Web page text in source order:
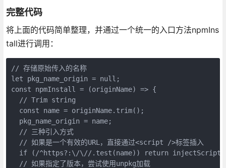
完整代码
将上面的代码简单整理，并通过一个统一的入口方法npmIns
tall进行调用：
// 存储原始传入的名称
let pkg_name_origin = null;
const npmInstall = (originName) => {
  // Trim string
  const name = originName.trim();
  pkg_name_origin = name;
  // 三种引入方式
  // 如果是一个有效的URL，直接通过<script />标签插入
if (/^https?:\/\//.test(name)) return
  // 如果指定了版本，尝试使用unpkg加载